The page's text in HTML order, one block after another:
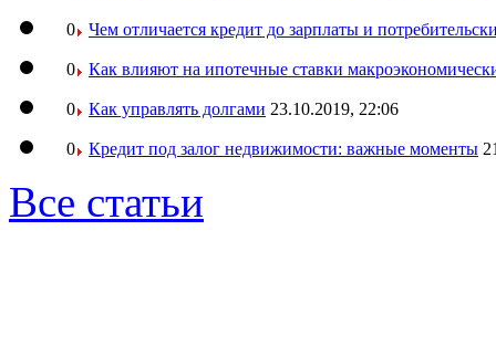
0 Чем отличается кредит до зарплаты и
0 Как влияют на ипотечные ставки
0 Как управлять долгами 23.10.2019, 22:06
0 Кредит под залог недвижимости: важные моменты
Все статьи